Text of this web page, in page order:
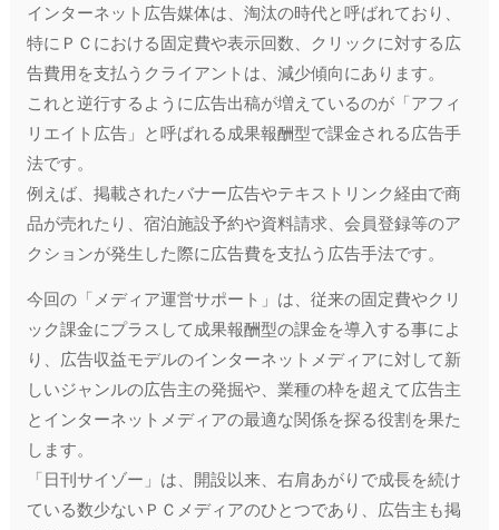
インターネット広告媒体は、淘汰の時代と呼ばれており、
特にＰＣにおける固定費や表示回数、クリックに対する広
告費用を支払うクライアントは、減少傾向にあります。
これと逆行するように広告出稿が増えているのが「アフィ
リエイト広告」と呼ばれる成果報酬型で課金される広告手
法です。
例えば、掲載されたバナー広告やテキストリンク経由で商
品が売れたり、宿泊施設予約や資料請求、会員登録等のア
クションが発生した際に広告費を支払う広告手法です。
今回の「メディア運営サポート」は、従来の固定費やクリ
ック課金にプラスして成果報酬型の課金を導入する事によ
り、広告収益モデルのインターネットメディアに対して新
しいジャンルの広告主の発掘や、業種の枠を超えて広告主
とインターネットメディアの最適な関係を探る役割を果た
します。
「日刊サイゾー」は、開設以来、右肩あがりで成長を続け
ている数少ないＰＣメディアのひとつであり、広告主も掲